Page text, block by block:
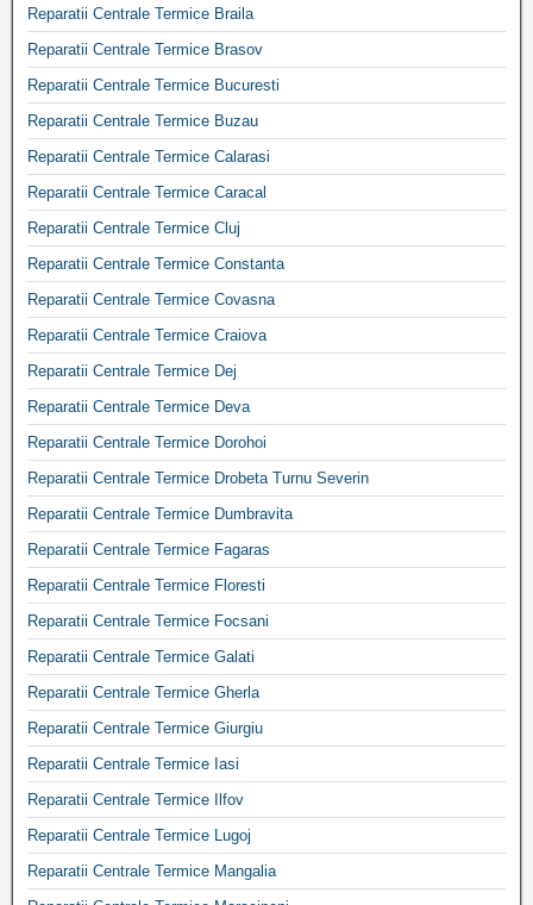
Reparatii Centrale Termice Braila
Reparatii Centrale Termice Brasov
Reparatii Centrale Termice Bucuresti
Reparatii Centrale Termice Buzau
Reparatii Centrale Termice Calarasi
Reparatii Centrale Termice Caracal
Reparatii Centrale Termice Cluj
Reparatii Centrale Termice Constanta
Reparatii Centrale Termice Covasna
Reparatii Centrale Termice Craiova
Reparatii Centrale Termice Dej
Reparatii Centrale Termice Deva
Reparatii Centrale Termice Dorohoi
Reparatii Centrale Termice Drobeta Turnu Severin
Reparatii Centrale Termice Dumbravita
Reparatii Centrale Termice Fagaras
Reparatii Centrale Termice Floresti
Reparatii Centrale Termice Focsani
Reparatii Centrale Termice Galati
Reparatii Centrale Termice Gherla
Reparatii Centrale Termice Giurgiu
Reparatii Centrale Termice Iasi
Reparatii Centrale Termice Ilfov
Reparatii Centrale Termice Lugoj
Reparatii Centrale Termice Mangalia